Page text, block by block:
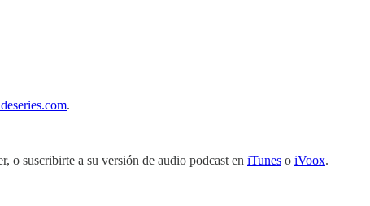
.
o suscribirte a su versión de audio podcast en iTunes o iVoox.